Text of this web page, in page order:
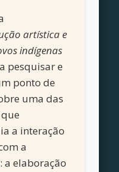
artística e
indígenas
pesquisar e
ponto de
uma das
a interação
a
a elaboração